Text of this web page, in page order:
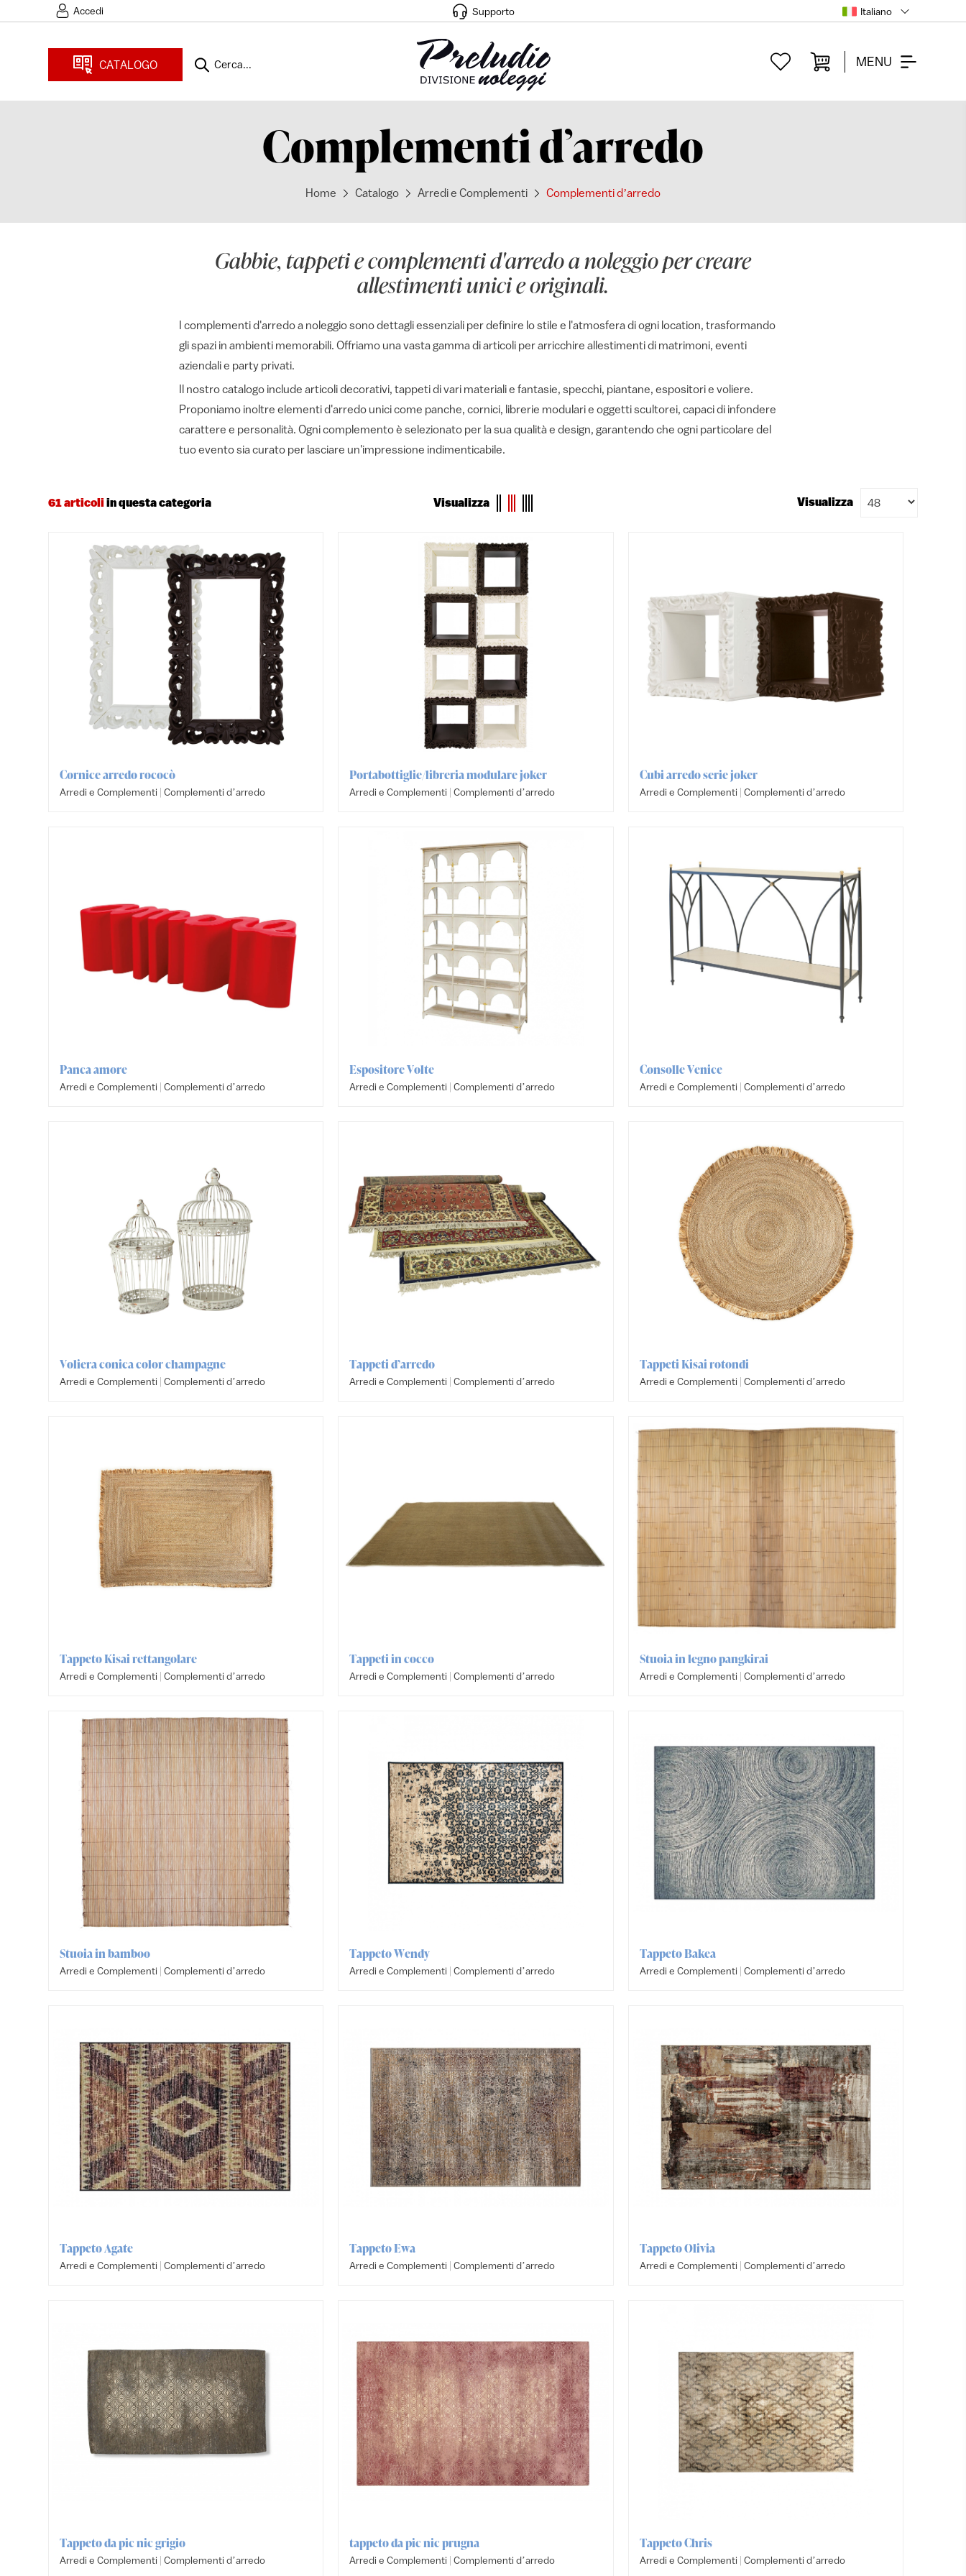
Accedi Supporto Italiano
CATALOGO Cerca... MENU
Complementi dʼarredo
Home Catalogo Arredi e Complementi Complementi dʼarredo
Gabbie, tappeti e complementi d'arredo a noleggio per creare
allestimenti unici e originali.
I complementi d'arredo a noleggio sono dettagli essenziali per definire lo stile e l'atmosfera di ogni location, trasformando
gli spazi in ambienti memorabili. Offriamo una vasta gamma di articoli per arricchire allestimenti di matrimoni, eventi
aziendali e party privati.
Il nostro catalogo include articoli decorativi, tappeti di vari materiali e fantasie, specchi, piantane, espositori e voliere.
Proponiamo inoltre elementi d'arredo unici come panche, cornici, librerie modulari e oggetti scultorei, capaci di infondere
carattere e personalità. Ogni complemento è selezionato per la sua qualità e design, garantendo che ogni particolare del
tuo evento sia curato per lasciare un'impressione indimenticabile.
61 articoliin questa categoria Visualizza Visualizza
Cornice arredo rococò
Arredi e Complementi | Complementi dʼarredo
Portabottiglie/libreria modulare joker
Arredi e Complementi | Complementi dʼarredo
Cubi arredo serie joker
Arredi e Complementi | Complementi dʼarredo
Panca amore
Arredi e Complementi | Complementi dʼarredo
Espositore Volte
Arredi e Complementi | Complementi dʼarredo
Consolle Venice
Arredi e Complementi | Complementi dʼarredo
Voliera conica color champagne
Arredi e Complementi | Complementi dʼarredo
Tappeti d’arredo
Arredi e Complementi | Complementi dʼarredo
Tappeti Kisai rotondi
Arredi e Complementi | Complementi dʼarredo
Tappeto Kisai rettangolare
Arredi e Complementi | Complementi dʼarredo
Tappeti in cocco
Arredi e Complementi | Complementi dʼarredo
Stuoia in legno pangkirai
Arredi e Complementi | Complementi dʼarredo
Stuoia in bamboo
Arredi e Complementi | Complementi dʼarredo
Tappeto Wendy
Arredi e Complementi | Complementi dʼarredo
Tappeto Bakea
Arredi e Complementi | Complementi dʼarredo
Tappeto Agate
Arredi e Complementi | Complementi dʼarredo
Tappeto Ewa
Arredi e Complementi | Complementi dʼarredo
Tappeto Olivia
Arredi e Complementi | Complementi dʼarredo
Tappeto da pic nic grigio
Arredi e Complementi | Complementi dʼarredo
tappeto da pic nic prugna
Arredi e Complementi | Complementi dʼarredo
Tappeto Chris
Arredi e Complementi | Complementi dʼarredo